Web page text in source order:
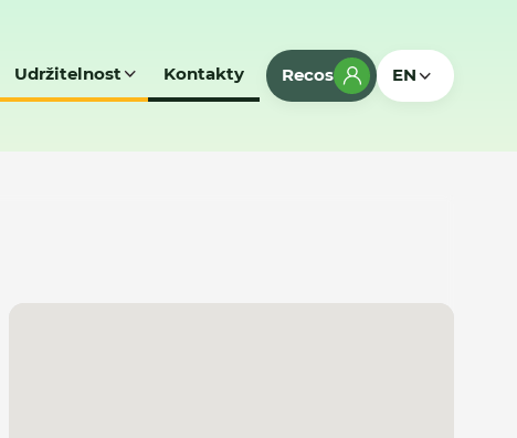
Udržitelnost Kontakty Recos EN